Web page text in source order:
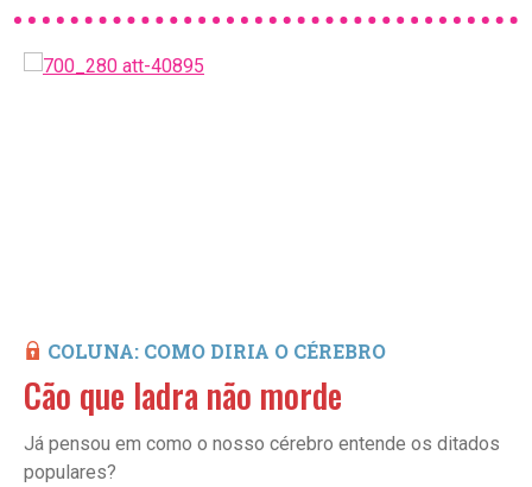
COLUNA: COMO DIRIA O CÉREBRO
Cão que ladra não morde
Já pensou em como o nosso cérebro entende os ditados
populares?